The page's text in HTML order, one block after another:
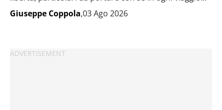
Giuseppe Coppola,03 Ago 2026